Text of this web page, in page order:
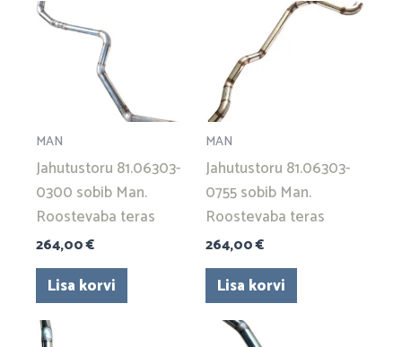
MAN
Jahutustoru 81.06303-
0300 sobib Man.
Roostevaba teras
264,00€
Lisa korvi
MAN
Jahutustoru 81.06303-
0755 sobib Man.
Roostevaba teras
264,00€
Lisa korvi